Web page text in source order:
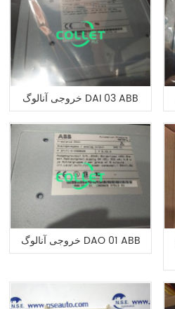
خروجی آنالوگ DAI 03 ABB
خروجی آنالوگ DAO 01 ABB